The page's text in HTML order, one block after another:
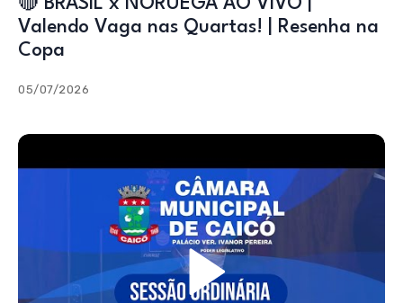
🔴 BRASIL x NORUEGA AO VIVO |
Valendo Vaga nas Quartas! | Resenha na
Copa
05/07/2026